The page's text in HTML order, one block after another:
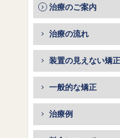
治療のご案内
治療の流れ
装置の見えない矯正
一般的な矯正
治療例